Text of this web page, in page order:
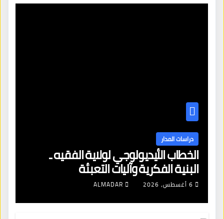
دراسات المدار
الخطاب الأيديولوجي لولاية الفقيه ـ
البنية الفكرية وآليات التعبئة
6 أغسطس، 2026 ALMADAR